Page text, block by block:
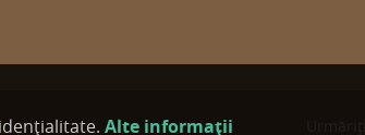
Alte informații